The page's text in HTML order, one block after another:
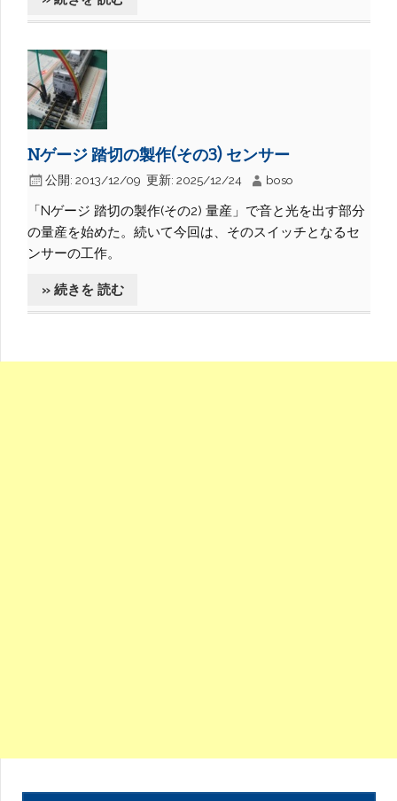
Nゲージ 踏切の製作(その3) センサー
公開: 2013/12/09 更新: 2025/12/24 boso
「Nゲージ 踏切の製作(その2) 量産」で音と光を出す部分
の量産を始めた。続いて今回は、そのスイッチとなるセ
ンサーの工作。
» 続きを 読む